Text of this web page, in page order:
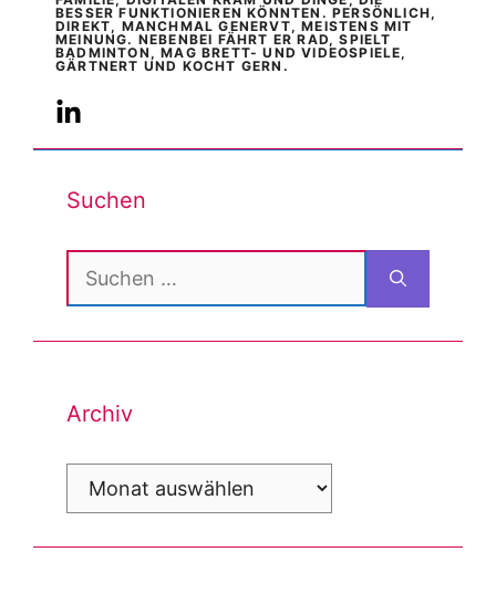
BESSER FUNKTIONIEREN KÖNNTEN. PERSÖNLICH,
DIREKT, MANCHMAL GENERVT, MEISTENS MIT
MEINUNG. NEBENBEI FÄHRT ER RAD, SPIELT
BADMINTON, MAG BRETT- UND VIDEOSPIELE,
GÄRTNERT UND KOCHT GERN.
Suchen
Suchen
nach:
Archiv
Archiv